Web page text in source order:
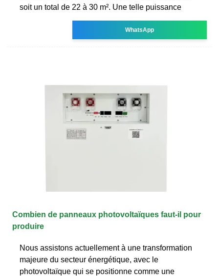
soit un total de 22 à 30 m². Une telle puissance
WhatsApp
Combien de panneaux photovoltaïques faut-il pour
produire
Nous assistons actuellement à une transformation
majeure du secteur énergétique, avec le
photovoltaïque qui se positionne comme une